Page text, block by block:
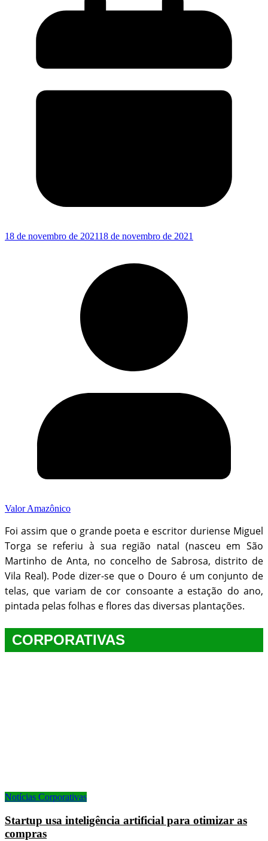
18 de novembro de 202118 de novembro de 2021
Valor Amazônico
Foi assim que o grande poeta e escritor duriense Miguel
Torga se referiu à sua região natal (nasceu em São
Martinho de Anta, no concelho de Sabrosa, distrito de
Vila Real). Pode dizer-se que o Douro é um conjunto de
telas, que variam de cor consoante a estação do ano,
pintada pelas folhas e flores das diversas plantações.
CORPORATIVAS
Notícias Corporativas
Startup usa inteligência artificial para otimizar as
compras